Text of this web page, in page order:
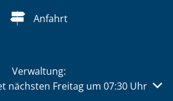
Anfahrt
Verwaltung:
Öffnungs- oder Schließzeiten
nächsten Freitag um 07:30 Uhr